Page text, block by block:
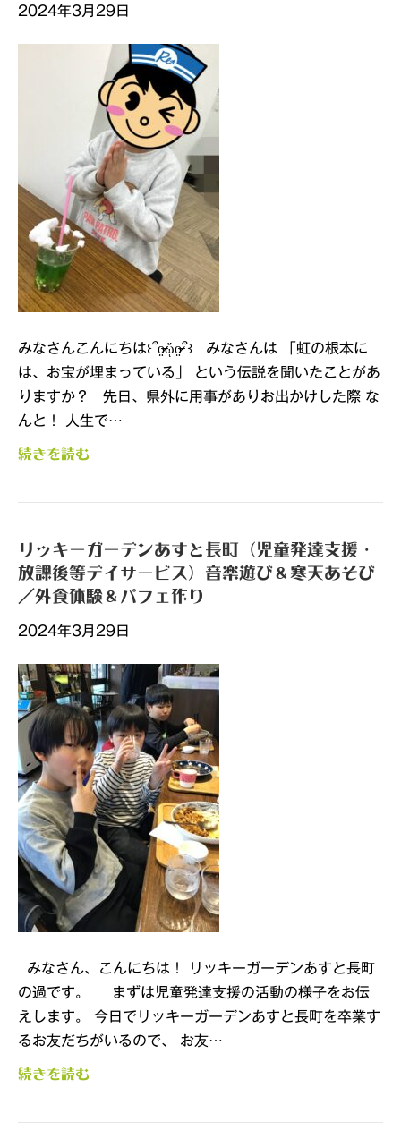
2024年3月29日
みなさんこんにちは꒰՞o̴̶̷̤ᾥo̴̶̷̤՞꒱ みなさんは 「虹の根本に
は、お宝が埋まっている」 という伝説を聞いたことがあ
りますか？ 先日、県外に用事がありお出かけした際 な
んと！ 人生で…
続きを読む
リッキーガーデンあすと長町（児童発達支援・
放課後等デイサービス）音楽遊び＆寒天あそび
／外食体験＆パフェ作り
2024年3月29日
みなさん、こんにちは！ リッキーガーデンあすと長町
の過です。 まずは児童発達支援の活動の様子をお伝
えします。 今日でリッキーガーデンあすと長町を卒業す
るお友だちがいるので、 お友…
続きを読む